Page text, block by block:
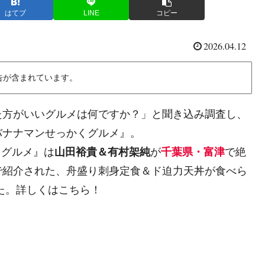
はてブ LINE コピー
2026.04.12
含まれています。
がいいグルメは何ですか？」と聞き込み調査し、
ナマンせっかくグルメ』。
ルメ』は山田裕貴＆有村架純が千葉県・富津で絶
介された、舟盛り刺身定食＆ド迫力天丼が食べら
詳しくはこちら！